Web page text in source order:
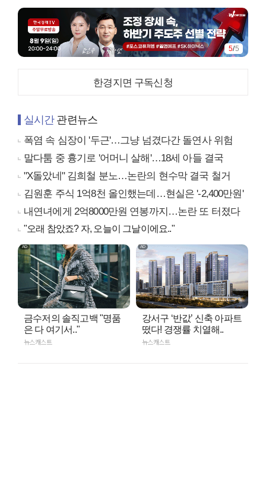
5/5
한경지면 구독신청
실시간관련뉴스
폭염 속 심장이 '두근'…그냥 넘겼다간 돌연사 위험
말다툼 중 흉기로 '어머니 살해'…18세 아들 결국
"X돌았네" 김희철 분노…논란의 현수막 결국 철거
김원훈 주식 1억8천 올인했는데…현실은 '-2,400만원'
내연녀에게 2억8000만원 연봉까지…논란 또 터졌다
"오래 참았죠? 자, 오늘이 그날이에요.."
금수저의 솔직고백 "명품
은 다 여기서.."
뉴스캐스트
강서구 ‘반값’ 신축 아파트
떴다! 경쟁률 치열해..
뉴스캐스트